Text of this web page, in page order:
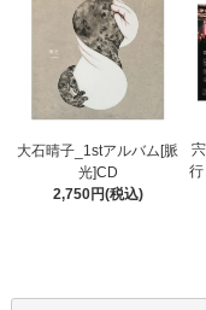
大石晴子_1stアルバム[脈
光]CD
2,750円(税込)